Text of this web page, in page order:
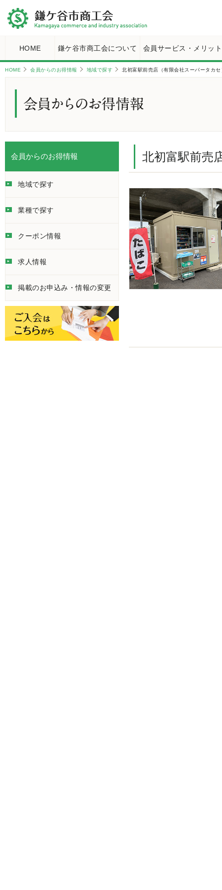
HOME 鎌ケ谷市商工会について 会員サービス・メリット
HOME 会員からのお得情報 地域で探す 北初富駅前売店（有限会社スーパータカ
会員からのお得情報
地域で探す
業種で探す
クーポン情報
求人情報
掲載のお申込み・情報の変更
北初富駅前売